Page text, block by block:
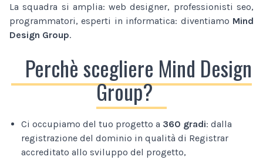
La squadra si amplia: web designer, professionisti seo,
programmatori, esperti in informatica: diventiamo Mind
Design Group.
Perchè scegliere Mind Design
Group?
Ci occupiamo del tuo progetto a 360 gradi: dalla
registrazione del dominio in qualità di Registrar
accreditato allo sviluppo del progetto,